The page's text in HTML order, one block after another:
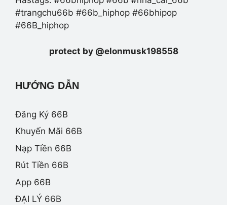
#trangchu66b #66b_hiphop #66bhipop
#66B_hiphop
protect by @elonmusk198558
HƯỚNG DẪN
Đăng Ký 66B
Khuyến Mãi 66B
Nạp Tiền 66B
Rút Tiền 66B
App 66B
ĐẠI LÝ 66B